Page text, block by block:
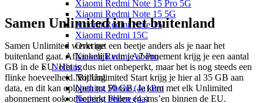
Xiaomi Redmi Note 15 Pro 5G
Xiaomi Redmi Note 15 5G
Xiaomi Redmi Note 15
Xiaomi Redmi 15C
Overige
Xiaomi Redmi A7 Pro
Nothing
Nothing
Nothing Phone (4a) Pro
Nothing Phone (4a)
Samen Unlimited in het buitenland
Samen Unlimited werkt net een beetje anders als je naar het
buitenland gaat. Afhankelijk van je abonnement krijg je een aantal
GB in de EU. Het is dus niet onbeperkt, maar het is nog steeds een
flinke hoeveelheid. Bij Unlimited Start krijg je hier al 35 GB aan
data, en dit kan oplopen tot 50 GB. Je kunt met elk Unlimited
abonnement ook onbeperkt bellen en sms’en binnen de EU.